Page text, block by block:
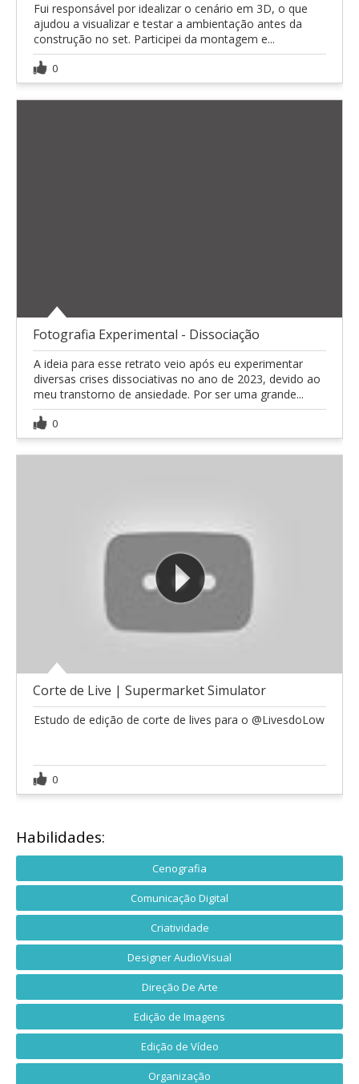
Fui responsável por idealizar o cenário em 3D, o que
ajudou a visualizar e testar a ambientação antes da
construção no set. Participei da montagem e...
0
Fotografia Experimental - Dissociação
A ideia para esse retrato veio após eu experimentar
diversas crises dissociativas no ano de 2023, devido ao
meu transtorno de ansiedade. Por ser uma grande...
0
Corte de Live | Supermarket Simulator
Estudo de edição de corte de lives para o @LivesdoLow
0
Habilidades:
Cenografia
Comunicação Digital
Criatividade
Designer AudioVisual
Direção De Arte
Edição de Imagens
Edição de Vídeo
Organização